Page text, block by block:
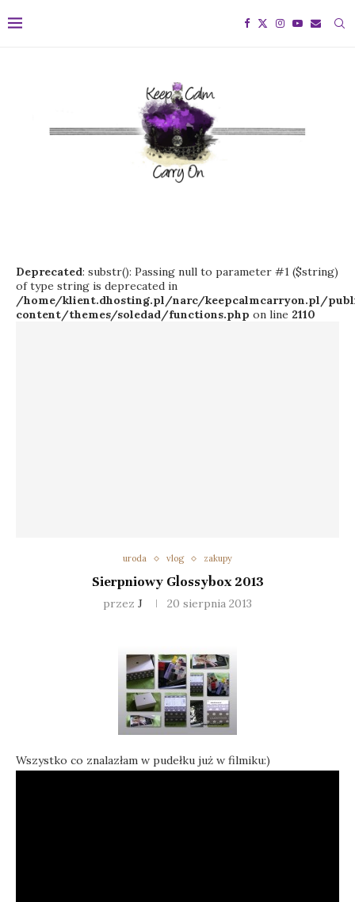
Deprecated: substr(): Passing null to parameter #1 ($string)
of type string is deprecated in
/home/klient.dhosting.pl/narc/keepcalmcarryon.pl/
content/themes/soledad/functions.php on line 2110
uroda vlog zakupy
Sierpniowy Glossybox 2013
przez J 20 sierpnia 2013
Wszystko co znalazłam w pudełku już w filmiku:)